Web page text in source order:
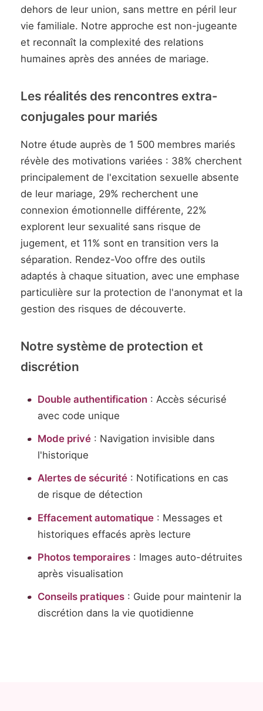
dehors de leur union, sans mettre en péril leur
vie familiale. Notre approche est non-jugeante
et reconnaît la complexité des relations
humaines après des années de mariage.
Les réalités des rencontres extra-
conjugales pour mariés
Notre étude auprès de 1 500 membres mariés
révèle des motivations variées : 38% cherchent
principalement de l'excitation sexuelle absente
de leur mariage, 29% recherchent une
connexion émotionnelle différente, 22%
explorent leur sexualité sans risque de
jugement, et 11% sont en transition vers la
séparation. Rendez-Voo offre des outils
adaptés à chaque situation, avec une emphase
particulière sur la protection de l'anonymat et la
gestion des risques de découverte.
Notre système de protection et
discrétion
Double authentification: Accès sécurisé
avec code unique
Mode privé: Navigation invisible dans
l'historique
Alertes de sécurité: Notifications en cas
de risque de détection
Effacement automatique: Messages et
historiques effacés après lecture
Photos temporaires: Images auto-détruites
après visualisation
Conseils pratiques: Guide pour maintenir la
discrétion dans la vie quotidienne